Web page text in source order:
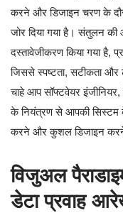
करने और डिजाइन चरण के
जोर दिया गया है। संतुलन की
दस्तावेजीकरण किया गया है,
जिससे स्पष्टता, सटीकता और
चाहे आप सॉफ्टवेयर
के नियंत्रण से आपकी सिस्टम
करने और कुशल डिजाइन करने
विजुअल
डेटा प्रवाह